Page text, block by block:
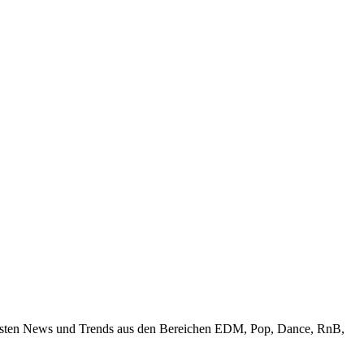
News und Trends aus den Bereichen EDM, Pop, Dance, RnB,